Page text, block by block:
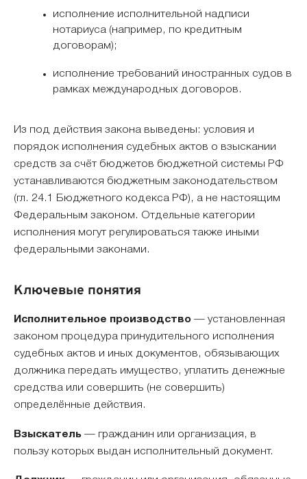
исполнение исполнительной надписи
нотариуса (например, по кредитным
договорам);
исполнение требований иностранных судов в
рамках международных договоров.
Из под действия закона выведены: условия и
порядок исполнения судебных актов о взыскании
средств за счёт бюджетов бюджетной системы РФ
устанавливаются бюджетным законодательством
(гл. 24.1 Бюджетного кодекса РФ), а не настоящим
Федеральным законом. Отдельные категории
исполнения могут регулироваться также иными
федеральными законами.
Ключевые понятия
Исполнительное производство — установленная
законом процедура принудительного исполнения
судебных актов и иных документов, обязывающих
должника передать имущество, уплатить денежные
средства или совершить (не совершить)
определённые действия.
Взыскатель — гражданин или организация, в
пользу которых выдан исполнительный документ.